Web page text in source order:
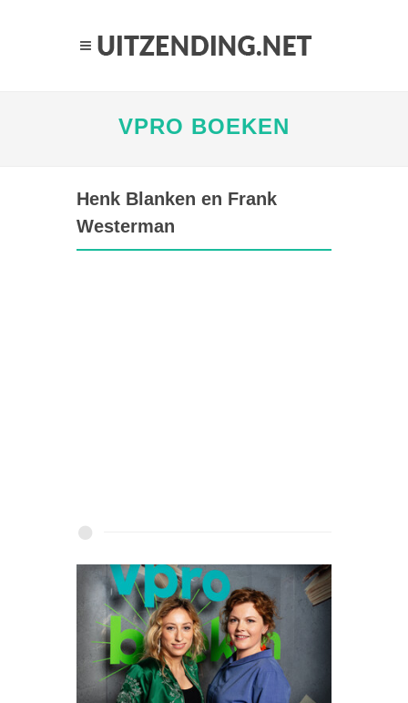
VPRO BOEKEN
Henk Blanken en Frank
Westerman